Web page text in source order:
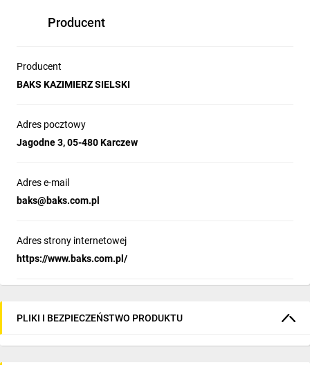
Producent
Producent
BAKS KAZIMIERZ SIELSKI
Adres pocztowy
Jagodne 3, 05-480 Karczew
Adres e-mail
baks@baks.com.pl
Adres strony internetowej
https://www.baks.com.pl/
PLIKI I BEZPIECZEŃSTWO PRODUKTU